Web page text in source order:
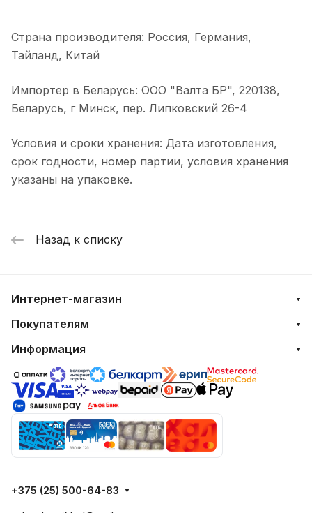
Страна производителя: Россия, Германия,
Тайланд, Китай
Импортер в Беларусь: ООО "Валта БР", 220138,
Беларусь, г Минск, пер. Липковский 26-4
Условия и сроки хранения: Дата изготовления,
срок годности, номер партии, условия хранения
указаны на упаковке.
Назад к списку
Интернет-магазин
Покупателям
Информация
+375 (25) 500-64-83